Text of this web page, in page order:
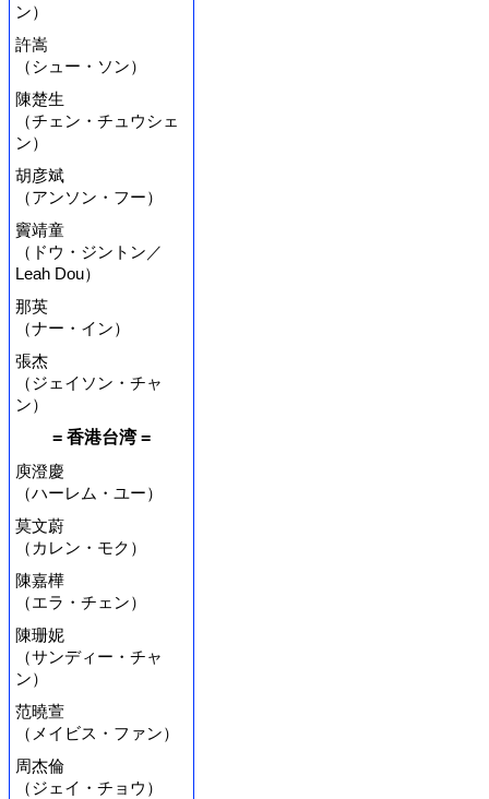
ン）
許嵩
（シュー・ソン）
陳楚生
（チェン・チュウシェ
ン）
胡彦斌
（アンソン・フー）
竇靖童
（ドウ・ジントン／
Leah Dou）
那英
（ナー・イン）
張杰
（ジェイソン・チャ
ン）
= 香港台湾 =
庾澄慶
（ハーレム・ユー）
莫文蔚
（カレン・モク）
陳嘉樺
（エラ・チェン）
陳珊妮
（サンディー・チャ
ン）
范曉萱
（メイビス・ファン）
周杰倫
（ジェイ・チョウ）